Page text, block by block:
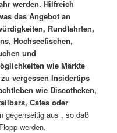
werden. Hilfreich
das Angebot an
Rundfahrten,
Hochseefischen,
und
wie Märkte
vergessen Insidertips
wie Discotheken,
Cafes oder
gegenseitig aus , so daß
werden.